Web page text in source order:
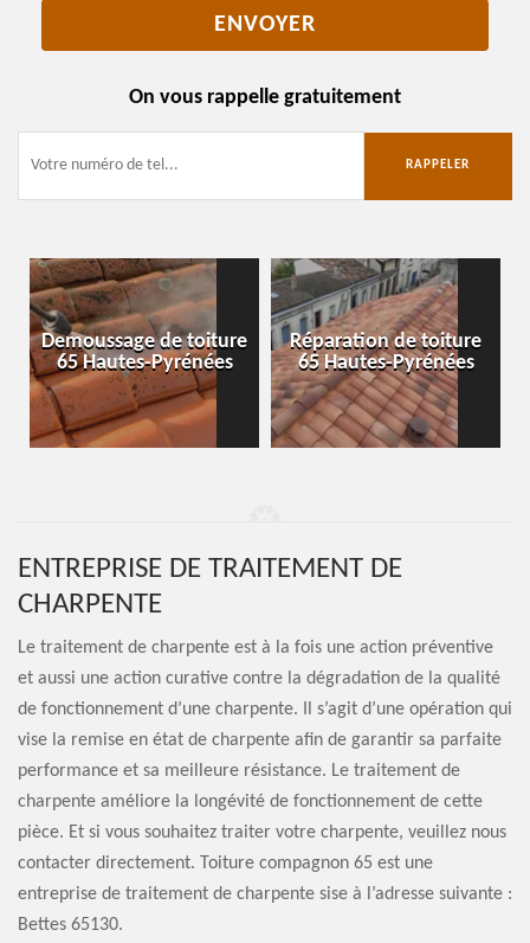
On vous rappelle gratuitement
Demoussage de toiture
65 Hautes-Pyrénées
Réparation de toiture
65 Hautes-Pyrénées
ENTREPRISE DE TRAITEMENT DE
CHARPENTE
Le traitement de charpente est à la fois une action préventive
et aussi une action curative contre la dégradation de la qualité
de fonctionnement d’une charpente. Il s’agit d’une opération qui
vise la remise en état de charpente afin de garantir sa parfaite
performance et sa meilleure résistance. Le traitement de
charpente améliore la longévité de fonctionnement de cette
pièce. Et si vous souhaitez traiter votre charpente, veuillez nous
contacter directement. Toiture compagnon 65 est une
entreprise de traitement de charpente sise à l’adresse suivante :
Bettes 65130.